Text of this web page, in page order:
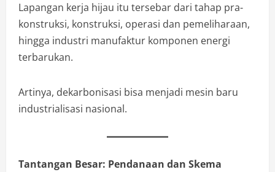
Lapangan kerja hijau itu tersebar dari tahap pra-
konstruksi, konstruksi, operasi dan pemeliharaan,
hingga industri manufaktur komponen energi
terbarukan.
Artinya, dekarbonisasi bisa menjadi mesin baru
industrialisasi nasional.
Tantangan Besar: Pendanaan dan Skema